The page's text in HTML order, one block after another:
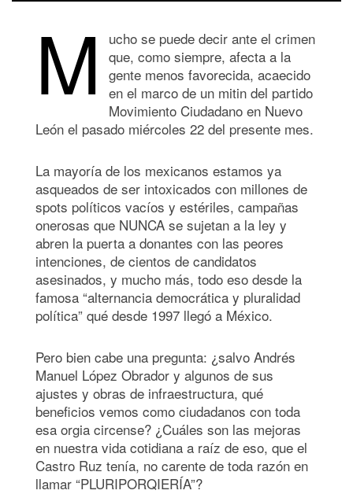
M
ucho se puede decir ante el crimen
que, como siempre, afecta a la
gente menos favorecida, acaecido
en el marco de un mitin del partido
Movimiento Ciudadano en Nuevo
León el pasado miércoles 22 del presente mes.
La mayoría de los mexicanos estamos ya
asqueados de ser intoxicados con millones de
spots políticos vacíos y estériles, campañas
onerosas que NUNCA se sujetan a la ley y
abren la puerta a donantes con las peores
intenciones, de cientos de candidatos
asesinados, y mucho más, todo eso desde la
famosa “alternancia democrática y pluralidad
política” qué desde 1997 llegó a México.
Pero bien cabe una pregunta: ¿salvo Andrés
Manuel López Obrador y algunos de sus
ajustes y obras de infraestructura, qué
beneficios vemos como ciudadanos con toda
esa orgia circense? ¿Cuáles son las mejoras
en nuestra vida cotidiana a raíz de eso, que el
Castro Ruz tenía, no carente de toda razón en
llamar “PLURIPORQIERÍA”?